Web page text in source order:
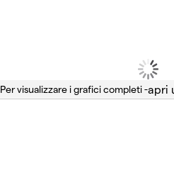
Per visualizzare i grafici completi -